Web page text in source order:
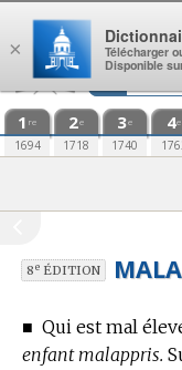
Aller au contenu
1 re
1694
2e
1718
3e
1740
4e
8eÉDITION
■ Qui est mal
enfant malappris.
×
Télécharger
Disponible